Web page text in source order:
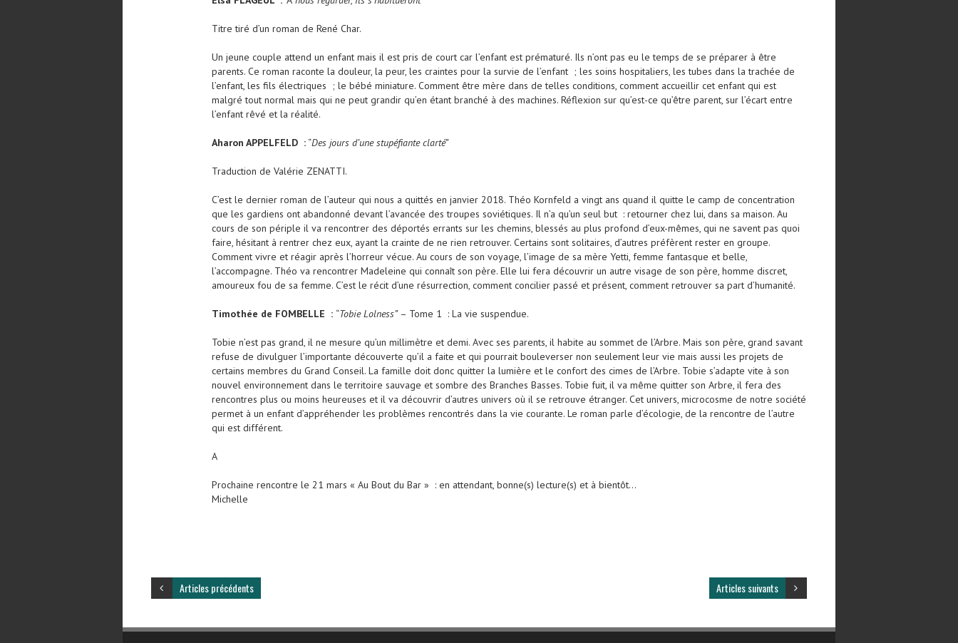
Titre tiré d’un roman de René Char.
Un jeune couple attend un enfant mais il est pris de court car l’enfant est prématuré. Ils n’ont pas eu le temps de se préparer à être
parents. Ce roman raconte la douleur, la peur, les craintes pour la survie de l’enfant ; les soins hospitaliers, les tubes dans la trachée de
l’enfant, les fils électriques ; le bébé miniature. Comment être mère dans de telles conditions, comment accueillir cet enfant qui est
malgré tout normal mais qui ne peut grandir qu’en étant branché à des machines. Réflexion sur qu’est-ce qu’être parent, sur l’écart entre
l’enfant rêvé et la réalité.
Aharon APPELFELD :“Des jours d’une stupéfiante clarté”
Traduction de Valérie ZENATTI.
C’est le dernier roman de l’auteur qui nous a quittés en janvier 2018. Théo Kornfeld a vingt ans quand il quitte le camp de concentration
que les gardiens ont abandonné devant l’avancée des troupes soviétiques. Il n’a qu’un seul but : retourner chez lui, dans sa maison. Au
cours de son périple il va rencontrer des déportés errants sur les chemins, blessés au plus profond d’eux-mêmes, qui ne savent pas quoi
faire, hésitant à rentrer chez eux, ayant la crainte de ne rien retrouver. Certains sont solitaires, d’autres préfèrent rester en groupe.
Comment vivre et réagir après l’horreur vécue. Au cours de son voyage, l’image de sa mère Yetti, femme fantasque et belle,
l’accompagne. Théo va rencontrer Madeleine qui connaît son père. Elle lui fera découvrir un autre visage de son père, homme discret,
amoureux fou de sa femme. C’est le récit d’une résurrection, comment concilier passé et présent, comment retrouver sa part d’humanité.
Timothée de FOMBELLE : “Tobie Lolness”– Tome 1 : La vie suspendue.
Tobie n’est pas grand, il ne mesure qu’un millimètre et demi. Avec ses parents, il habite au sommet de l’Arbre. Mais son père, grand savant
refuse de divulguer l’importante découverte qu’il a faite et qui pourrait bouleverser non seulement leur vie mais aussi les projets de
certains membres du Grand Conseil. La famille doit donc quitter la lumière et le confort des cimes de l’Arbre. Tobie s’adapte vite à son
nouvel environnement dans le territoire sauvage et sombre des Branches Basses. Tobie fuit, il va même quitter son Arbre, il fera des
rencontres plus ou moins heureuses et il va découvrir d’autres univers où il se retrouve étranger. Cet univers, microcosme de notre société
permet à un enfant d’appréhender les problèmes rencontrés dans la vie courante. Le roman parle d’écologie, de la rencontre de l’autre
qui est différent.
A
Prochaine rencontre le 21 mars « Au Bout du Bar » : en attendant, bonne(s) lecture(s) et à bientôt…
Michelle
Articles suivants
Articles précédents